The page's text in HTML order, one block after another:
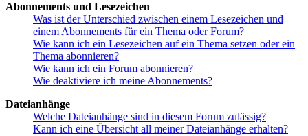
Abonnements und Lesezeichen
Was ist der Unterschied zwischen einem Lesezeichen und
einem Abonnements für ein Thema oder Forum?
Wie kann ich ein Lesezeichen auf ein Thema setzen oder ein
Thema abonnieren?
Wie kann ich ein Forum abonnieren?
Wie deaktiviere ich meine Abonnements?
Dateianhänge
Welche Dateianhänge sind in diesem Forum zulässig?
Kann ich eine Übersicht all meiner Dateianhänge erhalten?